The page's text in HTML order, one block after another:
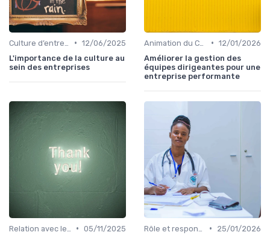
• 12/06/2025
L'importance de la culture au
sein des entreprises
• 12/01/2026
Améliorer la gestion des
équipes dirigeantes pour une
entreprise performante
• 05/11/2025
•
25/01/2026